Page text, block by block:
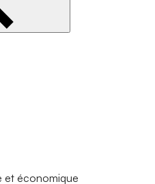
et économique